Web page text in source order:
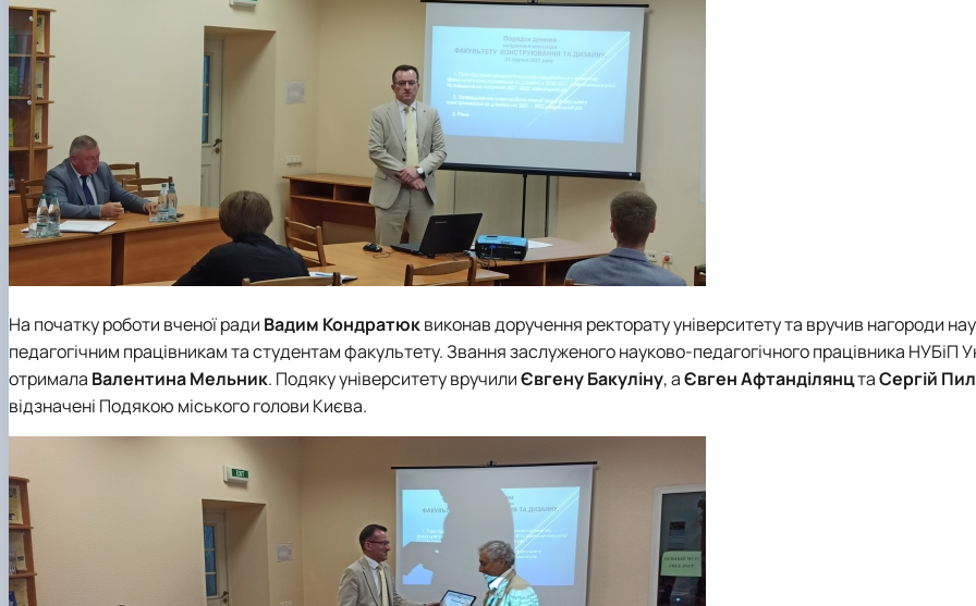
На початку роботи вченої ради Вадим Кондратюквиконав доручення ректорату університету та вручив нагороди
педагогічним працівникам та студентам факультету.Звання заслуженого науково-педагогічного працівника НУБіП
отримала Валентина Мельник. Подякууніверситету вручилиЄвгену Бакуліну, аЄвген АфтанділянцтаСергій
відзначені Подякою міського голови Києва.